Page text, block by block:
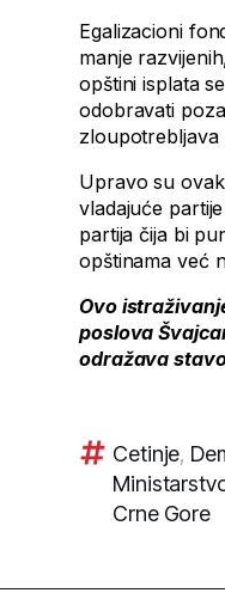
Egalizacioni
manje
opštini isplata
odobravati
zloupotrebljava
Upravo su
vladajuće
partija čija bi
opštinama već
Ovo
poslova
odražava
Cetinje,
Crne Gore